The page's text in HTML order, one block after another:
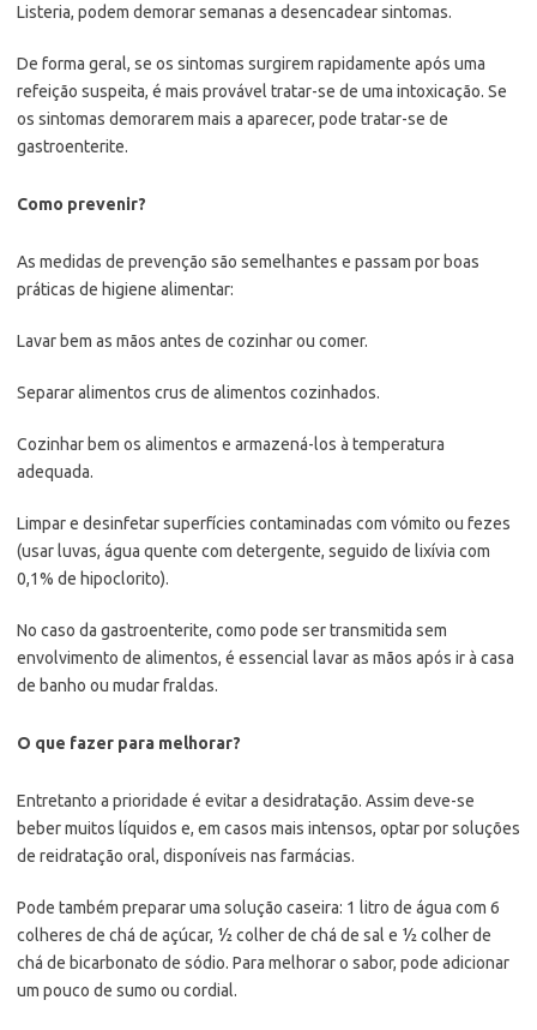
Listeria, podem demorar semanas a desencadear sintomas.
De forma geral, se os sintomas surgirem rapidamente após uma
refeição suspeita, é mais provável tratar-se de uma intoxicação. Se
os sintomas demorarem mais a aparecer, pode tratar-se de
gastroenterite.
Como prevenir?
As medidas de prevenção são semelhantes e passam por boas
práticas de higiene alimentar:
Lavar bem as mãos antes de cozinhar ou comer.
Separar alimentos crus de alimentos cozinhados.
Cozinhar bem os alimentos e armazená-los à temperatura
adequada.
Limpar e desinfetar superfícies contaminadas com vómito ou fezes
(usar luvas, água quente com detergente, seguido de lixívia com
0,1% de hipoclorito).
No caso da gastroenterite, como pode ser transmitida sem
envolvimento de alimentos, é essencial lavar as mãos após ir à casa
de banho ou mudar fraldas.
O que fazer para melhorar?
Entretanto a prioridade é evitar a desidratação. Assim deve-se
beber muitos líquidos e, em casos mais intensos, optar por soluções
de reidratação oral, disponíveis nas farmácias.
Pode também preparar uma solução caseira: 1 litro de água com 6
colheres de chá de açúcar, ½ colher de chá de sal e ½ colher de
chá de bicarbonato de sódio. Para melhorar o sabor, pode adicionar
um pouco de sumo ou cordial.